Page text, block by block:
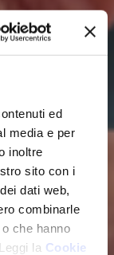
ed
media e per
inoltre
sito con i
dati web,
combinarle
che hanno
la Cookie